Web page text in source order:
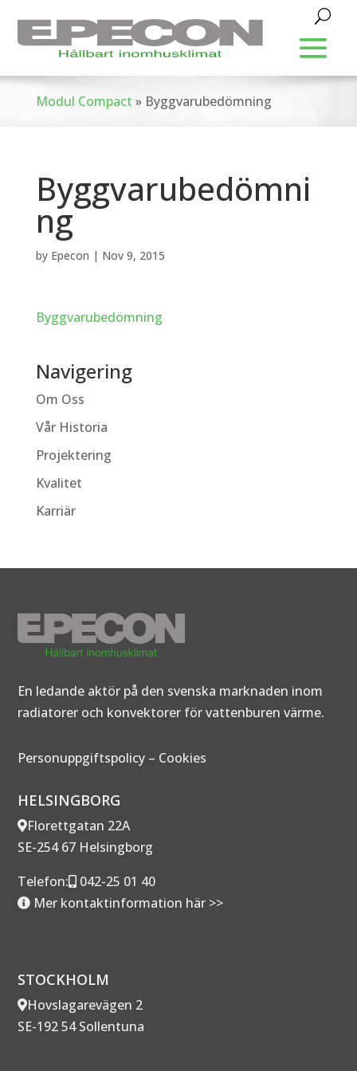
Modul Compact » Byggvarubedömning
Byggvarubedömni
ng
by Epecon | Nov 9, 2015
Byggvarubedömning
Navigering
Om Oss
Vår Historia
Projektering
Kvalitet
Karriär
En ledande aktör på den svenska marknaden inom
radiatorer och konvektorer för vattenburen värme.
Personuppgiftspolicy – Cookies
HELSINGBORG
Florettgatan 22A
SE-254 67 Helsingborg
Telefon:
042-25 01 40
Mer kontaktinformation här >>
STOCKHOLM
Hovslagarevägen 2
SE-192 54 Sollentuna